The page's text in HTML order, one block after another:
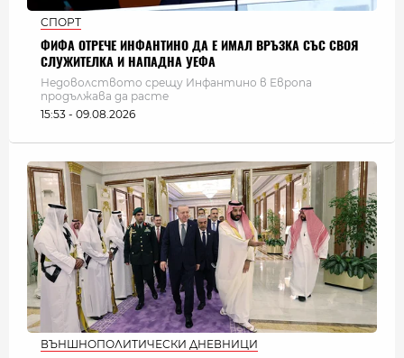
СПОРТ
ФИФА ОТРЕЧЕ ИНФАНТИНО ДА Е ИМАЛ ВРЪЗКА СЪС СВОЯ
СЛУЖИТЕЛКА И НАПАДНА УЕФА
Недоволството срещу Инфантино в Европа
продължава да расте
15:53 - 09.08.2026
ВЪНШНОПОЛИТИЧЕСКИ ДНЕВНИЦИ